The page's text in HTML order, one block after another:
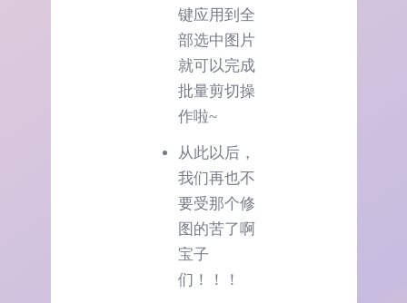
键应用到全
部选中图片
就可以完成
批量剪切操
作啦~
从此以后，
我们再也不
要受那个修
图的苦了啊
宝子
们！！！